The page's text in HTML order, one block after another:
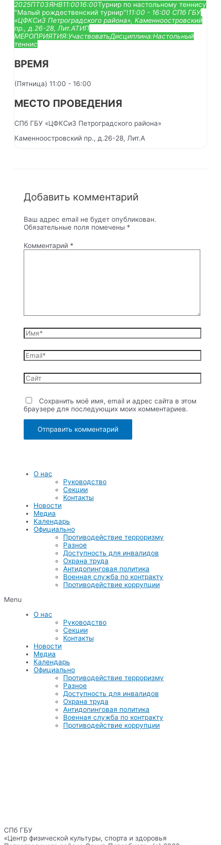
2025ПТ03ЯНВ11:0016:00Турнир по настольному теннису
"Малый рождественский турнир"!11:00 - 16:00 СПб ГБУ
«ЦФКСиЗ Петроградского района», Каменноостровский
пр., д.26-28, Лит.АТИП
МЕРОПРИЯТИЯ:УчаствоватьДисциплина:Настольный
теннис
ВРЕМЯ
(Пятница) 11:00 - 16:00
МЕСТО ПРОВЕДЕНИЯ
СПб ГБУ «ЦФКСиЗ Петроградского района»
Каменноостровский пр., д.26-28, Лит.А
Добавить комментарий
Ваш адрес email не будет опубликован.
Обязательные поля помечены *
Комментарий *
Имя*
Email*
Сайт
Сохранить моё имя, email и адрес сайта в этом
браузере для последующих моих комментариев.
О нас
Руководство
Секции
Контакты
Новости
Медиа
Календарь
Официально
Противодействие терроризму
Разное
Доступность для инвалидов
Охрана труда
Антидопинговая политика
Военная служба по контракту
Противодействие коррупции
Menu
О нас
Руководство
Секции
Контакты
Новости
Медиа
Календарь
Официально
Противодействие терроризму
Разное
Доступность для инвалидов
Охрана труда
Антидопинговая политика
Военная служба по контракту
Противодействие коррупции
СПб ГБУ
«Центр физической культуры, спорта и здоровья